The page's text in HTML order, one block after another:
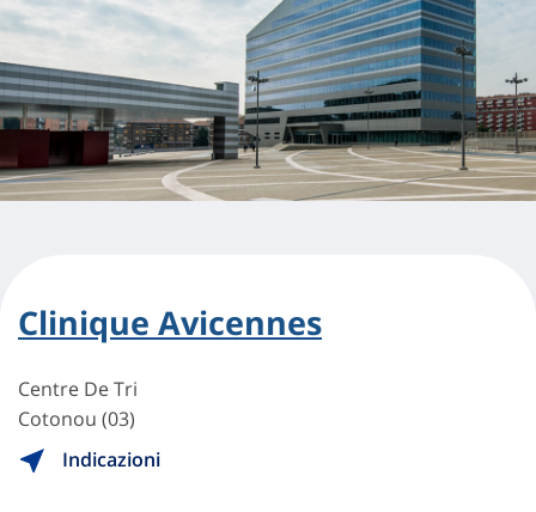
Clinique Avicennes
Centre De Tri
Cotonou (03)
Indicazioni